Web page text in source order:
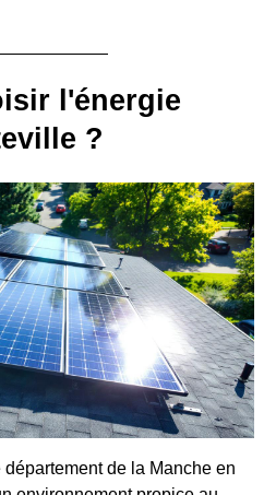
l'énergie
?
de la Manche en